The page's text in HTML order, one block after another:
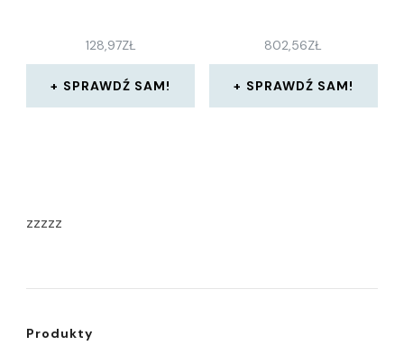
128,97ZŁ
SPRAWDŹ SAM!
802,56ZŁ
SPRAWDŹ SAM!
zzzzz
Produkty